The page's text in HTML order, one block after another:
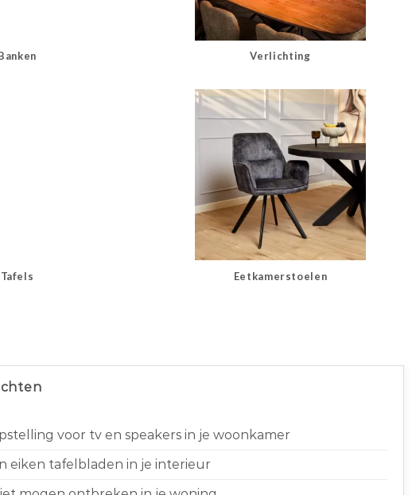
Verlichting
Tafels Eetkamerstoelen
voor tv en speakers in je woonkamer
eiken tafelbladen in je interieur